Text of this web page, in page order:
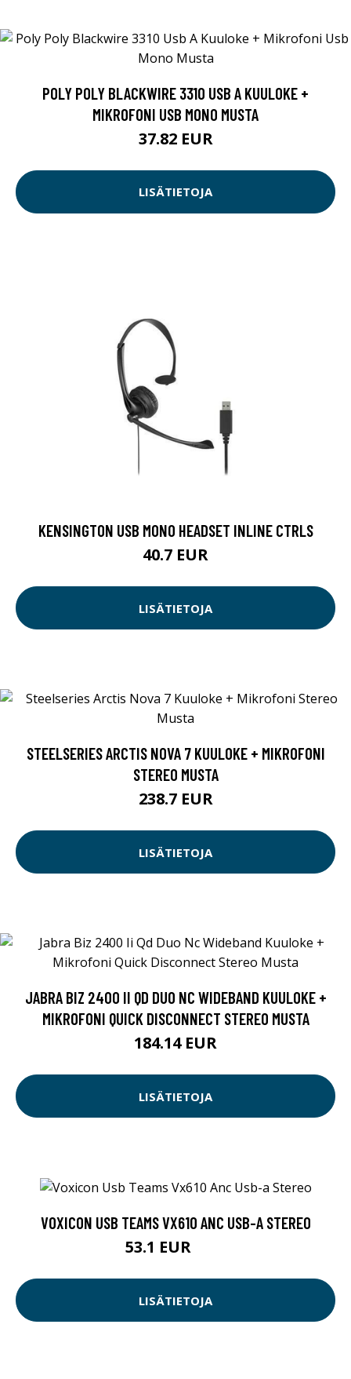
POLY POLY BLACKWIRE 3310 USB A KUULOKE +
MIKROFONI USB MONO MUSTA
37.82 EUR
LISÄTIETOJA
KENSINGTON USB MONO HEADSET INLINE CTRLS
40.7 EUR
LISÄTIETOJA
STEELSERIES ARCTIS NOVA 7 KUULOKE + MIKROFONI
STEREO MUSTA
238.7 EUR
LISÄTIETOJA
JABRA BIZ 2400 II QD DUO NC WIDEBAND KUULOKE +
MIKROFONI QUICK DISCONNECT STEREO MUSTA
184.14 EUR
LISÄTIETOJA
VOXICON USB TEAMS VX610 ANC USB-A STEREO
53.1 EUR
LISÄTIETOJA